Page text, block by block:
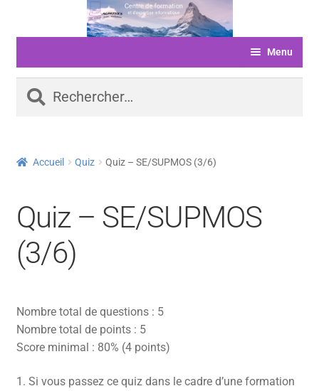
navigation
Menu
ACCUEIL
SERVICES
ACTUALITÉS
INFORMATIONS
BOUTIQUE
CONTACT
Accueil Quiz Quiz – SE/SUPMOS (3/6)
Quiz – SE/SUPMOS
(3/6)
Nombre total de questions : 5
Nombre total de points : 5
Score minimal : 80% (4 points)
1. Si vous passez ce quiz dans le cadre d’une formation